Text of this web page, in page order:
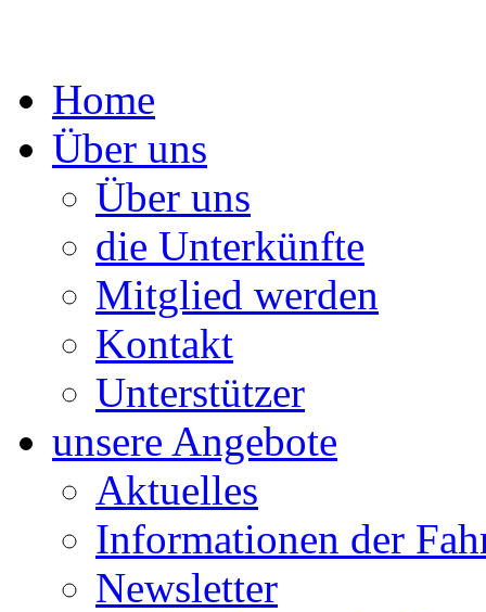
Springe
zum
Home
Über uns
Über uns
die Unterkünfte
Mitglied werden
Kontakt
Unterstützer
unsere Angebote
Aktuelles
Informationen der
Newsletter